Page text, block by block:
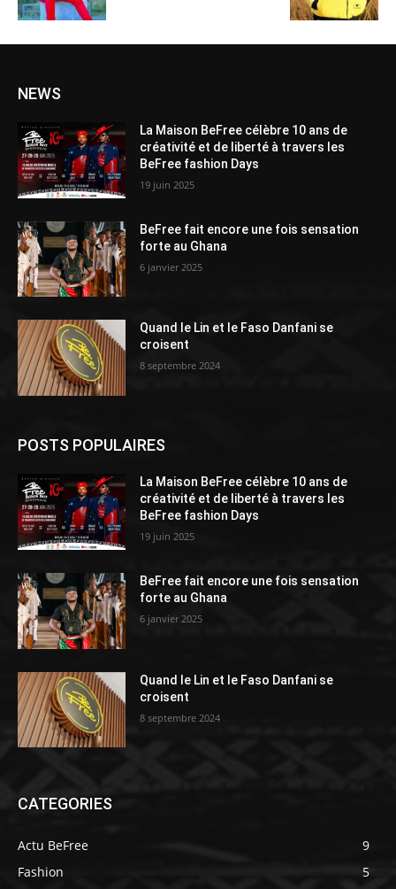
NEWS
La Maison BeFree célèbre 10 ans de
créativité et de liberté à travers les
BeFree fashion Days
19 juin 2025
BeFree fait encore une fois sensation
forte au Ghana
6 janvier 2025
Quand le Lin et le Faso Danfani se
croisent
8 septembre 2024
POSTS POPULAIRES
La Maison BeFree célèbre 10 ans de
créativité et de liberté à travers les
BeFree fashion Days
19 juin 2025
BeFree fait encore une fois sensation
forte au Ghana
6 janvier 2025
Quand le Lin et le Faso Danfani se
croisent
8 septembre 2024
CATEGORIES
Actu BeFree
9
Fashion
5